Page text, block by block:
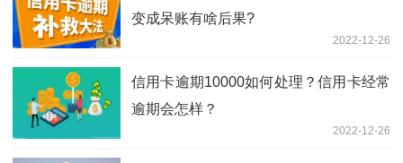
变成呆账有啥后果?
2022-12-26
信用卡逾期10000如何处理？信用卡经常
逾期会怎样？
2022-12-26